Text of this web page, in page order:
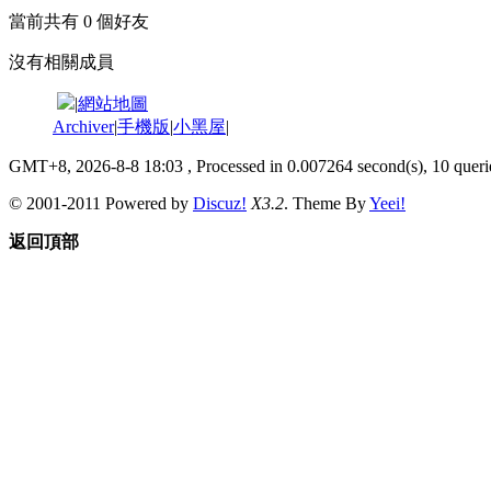
當前共有 0 個好友
沒有相關成員
|網站地圖
Archiver|手機版|小黑屋|
GMT+8, 2026-8-8 18:03 , Processed in 0.007264 second(s), 10
© 2001-2011 Powered by Discuz! X3.2. Theme ByYeei!
返回頂部